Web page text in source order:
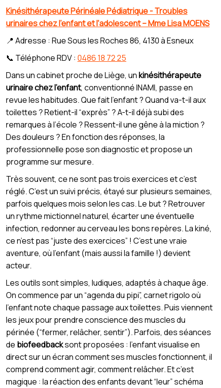
Kinésithérapeute Périnéale Pédiatrique - Troubles
urinaires chez l'enfant et l'adolescent – Mme Lisa MOENS
📍 Adresse : Rue Sous les Roches 86, 4130 à Esneux
📞 Téléphone RDV : 0486 18 72 25
Dans un cabinet proche de Liège, unkinésithérapeute
urinaire chez l’enfant, conventionné INAMI, passe en
revue les habitudes. Que fait l’enfant ? Quand va-t-il aux
toilettes ? Retient-il “exprès” ? A-t-il déjà subi des
remarques à l’école ? Ressent-il une gêne à la miction ?
Des douleurs ? En fonction des réponses, la
professionnelle pose son diagnostic et propose un
programme sur mesure.
Très souvent, ce ne sont pas trois exercices et c’est
réglé. C’est un suivi précis, étayé sur plusieurs semaines,
parfois quelques mois selon les cas. Le but ? Retrouver
un rythme mictionnel naturel, écarter une éventuelle
infection, redonner au cerveau les bons repères. La kiné,
ce n’est pas “juste des exercices” ! C’est une vraie
aventure, où l’enfant (mais aussi la famille !) devient
acteur.
Les outils sont simples, ludiques, adaptés à chaque âge.
On commence par un “agenda du pipi”, carnet rigolo où
l’enfant note chaque passage aux toilettes. Puis viennent
les jeux pour prendre conscience des muscles du
périnée (“fermer, relâcher, sentir”). Parfois, des séances
de biofeedbacksont proposées : l’enfant visualise en
direct sur un écran comment ses muscles fonctionnent, il
comprend comment agir, comment relâcher. Et c’est
magique : la réaction des enfants devant “leur” schéma